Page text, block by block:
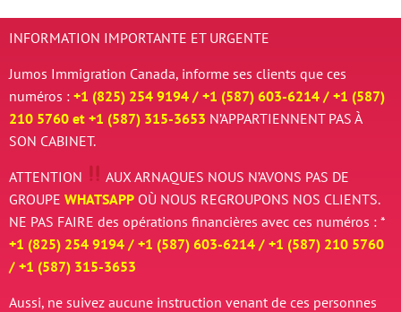
INFORMATION IMPORTANTE ET URGENTE
Jumos Immigration Canada, informe ses clients que ces
numéros : +1 (825) 254 9194 / +1 (587) 603-6214 / +1 (587)
210 5760 et +1 (587) 315-3653 N’APPARTIENNENT PAS À
SON CABINET.
ATTENTION AUX ARNAQUES NOUS N’AVONS PAS DE
GROUPE WHATSAPP OÙ NOUS REGROUPONS NOS CLIENTS.
NE PAS FAIRE des opérations financières avec ces numéros : *
+1 (825) 254 9194 / +1 (587) 603-6214 / +1 (587) 210 5760
/ +1 (587) 315-3653
Aussi, ne suivez aucune instruction venant de ces personnes